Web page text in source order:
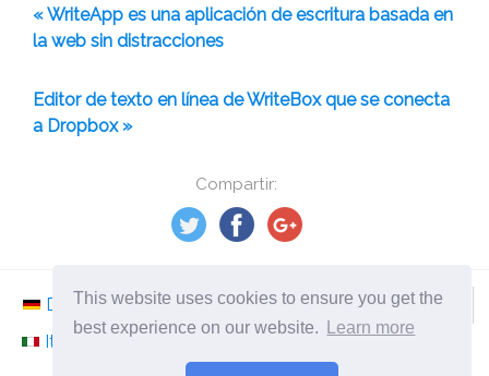
This website uses cookies to ensure you get the
best experience on our website.
Learn more
Compartir:
« WriteApp es una aplicación de escritura basada en
la web sin distracciones
Editor de texto en línea de WriteBox que se conecta
a Dropbox »
Deutsch Nederlands Svenska
Norsk
Italiano
Español Românesc